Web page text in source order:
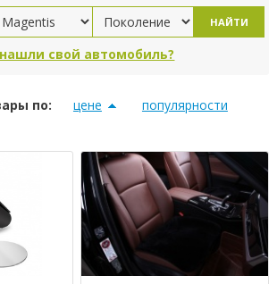
НАЙТИ
свой автомобиль?
по: цене популярности